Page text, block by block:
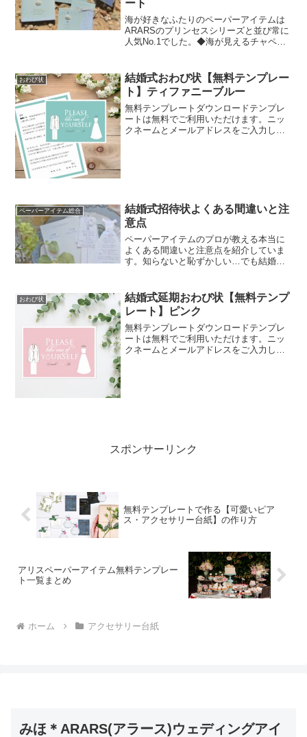
ート
海が好きなふたりのペーパーアイテムは
ARARSのプリンセスシリーズと並び常に
人気No.1でした。◆海が見えるチャペル
り…海がテーマの結婚披露宴はペーパー
アイテムをマリンテイストに揃えると、
一気に雰囲気が高まりますよ。テンプレ
ートは誰でも無料でご利用いただけま
す。海シリーズのテンプレートを少しず
つ増やしていきますので、定期的にチェ
おわび状
結婚式おわび状【無料テンプレー
ト】ティファニーブルー
無料テンプレートダウンロードテンプレ
ートは無料でご利用いただけます。ニッ
クネームとメールアドレスをご入力しダ
ペーパーアイテム総合
結婚式招待状よくある間違いと注
意点
ペーパーアイテムのプロが教える本当に
よくある間違いと注意点を紹介していま
す。知らないと恥ずかしい…でも結婚式
ェックしてくださいね。
おわび状
結婚式延期おわび状【無料テンプ
レート】ピンク
無料テンプレートダウンロードテンプレ
ートは無料でご利用いただけます。ニッ
クネームとメールアドレスをご入力しダ
スポンサーリンク
無料テンプレートで作る【可愛いピア
ス・アクセサリー台紙】の作り方
アリスペーパーアイテム無料テンプレー
ト一覧まとめ
ホーム アクセサリー台紙
みほ＊ARARS(アラース)ウェディングアイ